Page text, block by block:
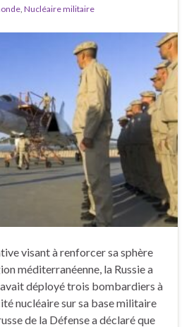
Nucléaire militaire
visant à renforcer sa sphère
méditerranéenne, la Russie a
avait déployé trois bombardiers à
nucléaire sur sa base militaire
de la Défense a déclaré que